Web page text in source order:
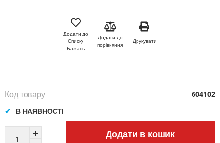
Додати до
Списку
Бажань
Додати до
порівняння
Друкувати
Додати в кошик
В НАЯВНОСТІ
Код товару 604102